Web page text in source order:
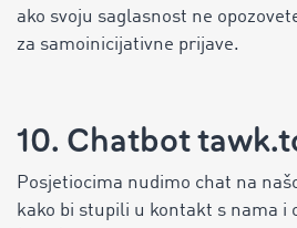
ako svoju saglasnost ne
za samoinicijativne prijave.
10. Chatbot
Posjetiocima nudimo chat na
kako bi stupili u kontakt s nama i